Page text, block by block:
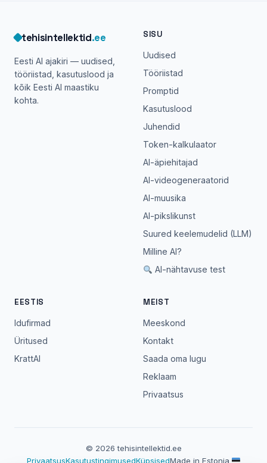
tehisintellektid.ee
Eesti AI ajakiri — uudised,
tööriistad, kasutuslood ja
kõik Eesti AI maastiku
kohta.
SISU
Uudised
Tööriistad
Promptid
Kasutuslood
Juhendid
Token-kalkulaator
AI-äpiehitajad
AI-videogeneraatorid
AI-muusika
AI-pikslikunst
Suured keelemudelid (LLM)
Milline AI?
AI-nähtavuse test
EESTIS
Idufirmad
Üritused
KrattAI
MEIST
Meeskond
Kontakt
Saada oma lugu
Reklaam
Privaatsus
© 2026 tehisintellektid.ee
PrivaatsusKasutustingimusedKüpsisedMade in Estonia